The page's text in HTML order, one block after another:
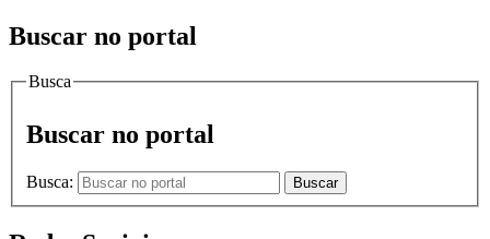
Buscar no portal
Busca
Buscar no portal
Busca: Buscar